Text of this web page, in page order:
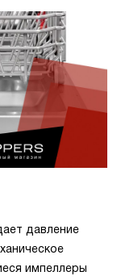
давление
импеллеры